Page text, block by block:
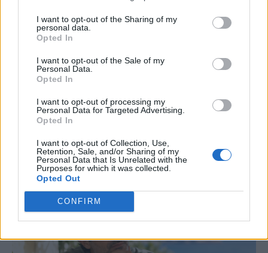
I want to opt-out of the Sharing of my
personal data.
Opted In
I want to opt-out of the Sale of my
Personal Data.
Opted In
I want to opt-out of processing my
Personal Data for Targeted Advertising.
Opted In
I want to opt-out of Collection, Use,
Retention, Sale, and/or Sharing of my
Personal Data that Is Unrelated with the
Purposes for which it was collected.
Opted Out
CONFIRM
ΠΑΙΔΊΑΤΡΟΙ
Just in